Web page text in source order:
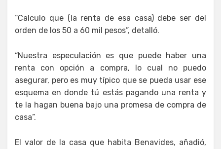
“Calculo que (la renta de esa casa) debe ser del
orden de los 50 a 60 mil pesos”, detalló.
“Nuestra especulación es que puede haber una
renta con opción a compra, lo cual no puedo
asegurar, pero es muy típico que se pueda usar ese
esquema en donde tú estás pagando una renta y
te la hagan buena bajo una promesa de compra de
casa”.
El valor de la casa que habita Benavides, añadió,